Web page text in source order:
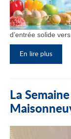
d’entrée solide
En lire plus
La